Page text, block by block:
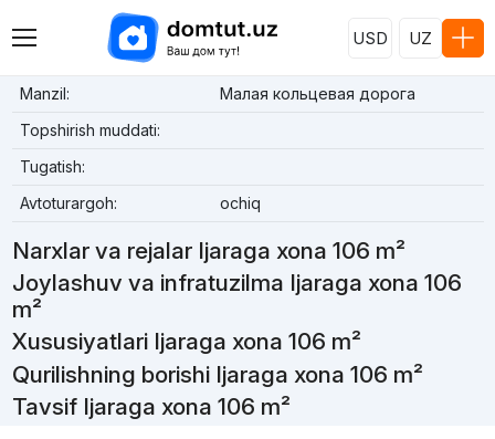
USD UZ
Manzil:
Малая кольцевая дорога
Topshirish muddati:
Tugatish:
Avtoturargoh:
ochiq
Narxlar va rejalar Ijaraga xona 106 m²
Joylashuv va infratuzilma Ijaraga xona 106
m²
Xususiyatlari Ijaraga xona 106 m²
Qurilishning borishi Ijaraga xona 106 m²
Tavsif Ijaraga xona 106 m²